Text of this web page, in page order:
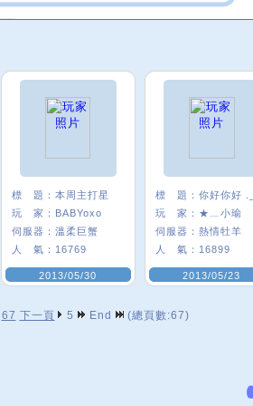
標 題： 本周主打星
玩 家： BABYoxo
伺服器： 溫柔巨蟹
人 氣： 16769
2013/05/30
標 題： 你好你好
玩 家： ★﹏小瑜
伺服器： 熱情牡羊
人 氣： 16899
2013/05/23
67 下一頁 5 End (總頁數:67)